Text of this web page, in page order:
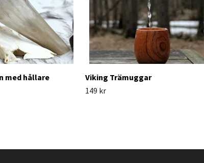
med hållare
Viking Trämuggar
149 kr